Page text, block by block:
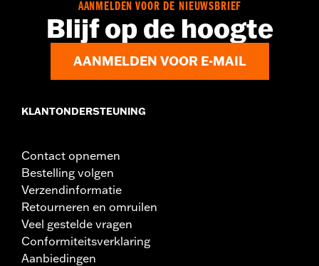
worden geplaatst. Vraag je dealer om informatie.
AANMELDEN VOOR DE NIEUWSBRIEF
Blijf op de hoogte
AANMELDEN VOOR E-MAIL
KLANTONDERSTEUNING
Contact opnemen
Bestelling volgen
Verzendinformatie
Retourneren en omruilen
Veel gestelde vragen
Conformiteitsverklaring
Aanbiedingen